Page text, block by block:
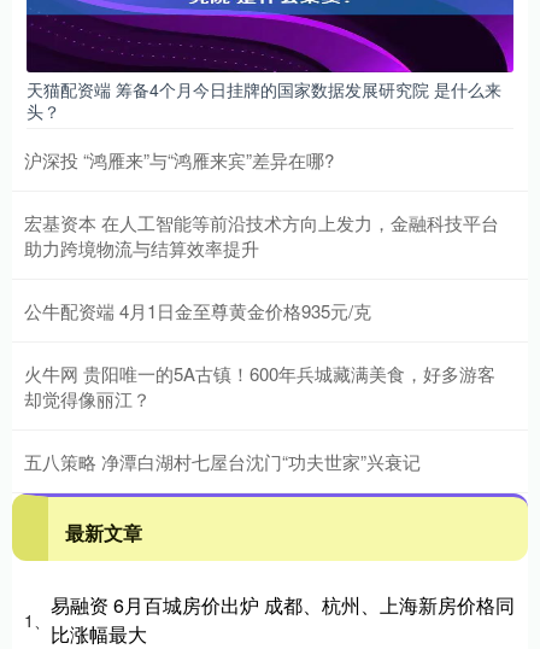
天猫配资端 筹备4个月今日挂牌的国家数据发展研究院 是什么来
头？
沪深投 “鸿雁来”与“鸿雁来宾”差异在哪?
宏基资本 在人工智能等前沿技术方向上发力，金融科技平台
助力跨境物流与结算效率提升
公牛配资端 4月1日金至尊黄金价格935元/克
火牛网 贵阳唯一的5A古镇！600年兵城藏满美食，好多游客
却觉得像丽江？
五八策略 净潭白湖村七屋台沈门“功夫世家”兴衰记
最新文章
1、
易融资 6月百城房价出炉 成都、杭州、上海新房价格同
比涨幅最大